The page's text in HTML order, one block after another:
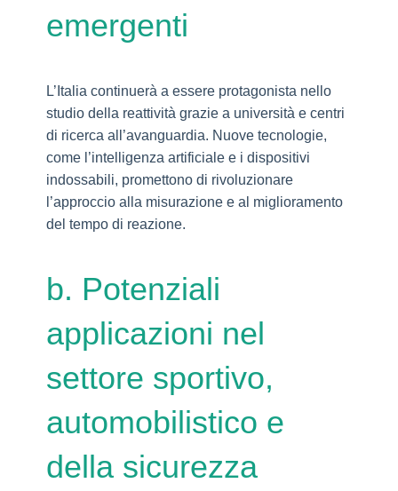
emergenti
L’Italia continuerà a essere protagonista nello
studio della reattività grazie a università e centri
di ricerca all’avanguardia. Nuove tecnologie,
come l’intelligenza artificiale e i dispositivi
indossabili, promettono di rivoluzionare
l’approccio alla misurazione e al miglioramento
del tempo di reazione.
b. Potenziali
applicazioni nel
settore sportivo,
automobilistico e
della sicurezza